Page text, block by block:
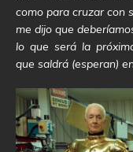
como para cruzar con
me dijo que
lo que será la
que saldrá (esperan)